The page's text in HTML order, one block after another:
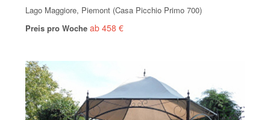
Lago Maggiore, Piemont (Casa Picchio Primo 700)
Preis pro Woche ab 458 €